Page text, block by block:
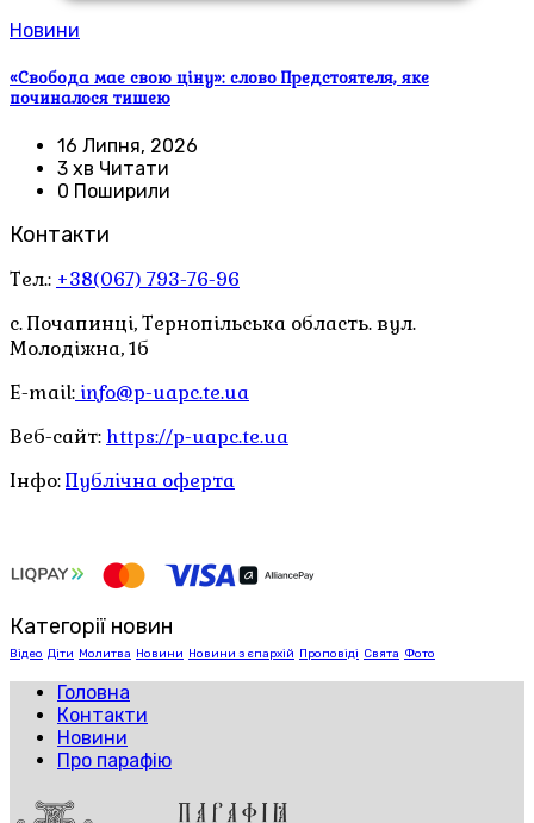
Новини
«Свобода має свою ціну»: слово Предстоятеля, яке
починалося тишею
16 Липня, 2026
3 хв Читати
0 Поширили
Контакти
Тел.: +38(067) 793-76-96
с. Почапинці, Тернопільська область. вул.
Молодіжна, 1б
E-mail: info@p-uapc.te.ua
Веб-сайт: https://p-uapc.te.ua
Інфо:Публічна оферта
Категорії новин
Відео Діти Молитва Новини Новини з єпархій Проповіді Свята Фото
Головна
Контакти
Новини
Про парафію